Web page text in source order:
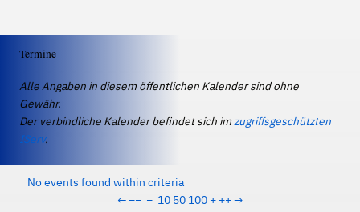
Termine
Alle Angaben in diesem öffentlichen Kalender sind ohne
Gewähr.
Der verbindliche Kalender befindet sich imzugriffsgeschützten
IServ.
No events found within criteria
← −− − 10 50 100 + ++→